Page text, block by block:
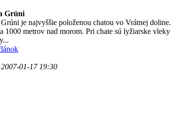
Grúni
Grúni je najvyššie položenou chatou vo Vrátnej doline.
1000 metrov nad morom. Pri chate sú lyžiarske vleky
01-17 19:30